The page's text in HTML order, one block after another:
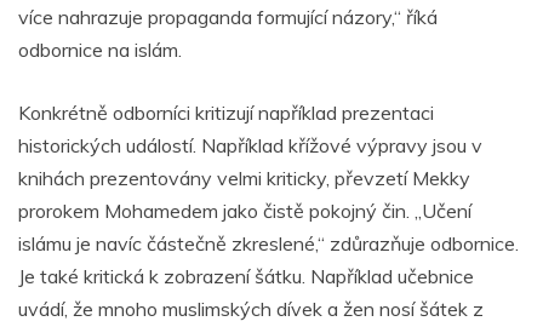
více nahrazuje propaganda formující názory,“ říká
odbornice na islám.
Konkrétně odborníci kritizují například prezentaci
historických událostí. Například křížové výpravy jsou v
knihách prezentovány velmi kriticky, převzetí Mekky
prorokem Mohamedem jako čistě pokojný čin. „Učení
islámu je navíc částečně zkreslené,“ zdůrazňuje odbornice.
Je také kritická k zobrazení šátku. Například učebnice
uvádí, že mnoho muslimských dívek a žen nosí šátek z